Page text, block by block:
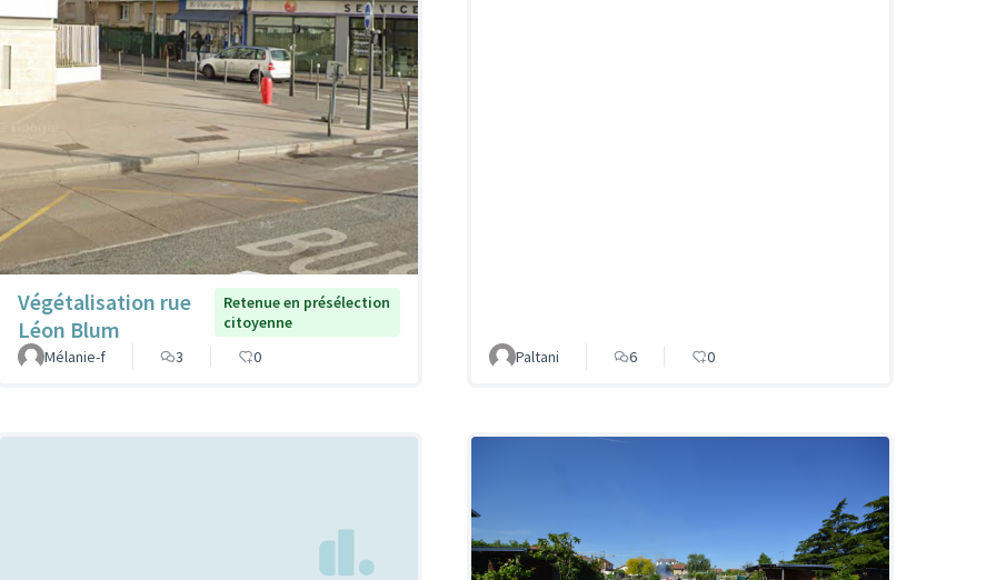
Végétalisation rue
Léon Blum
Retenue en présélection
citoyenne
Mélanie-f
3 0 Paltani 6 0